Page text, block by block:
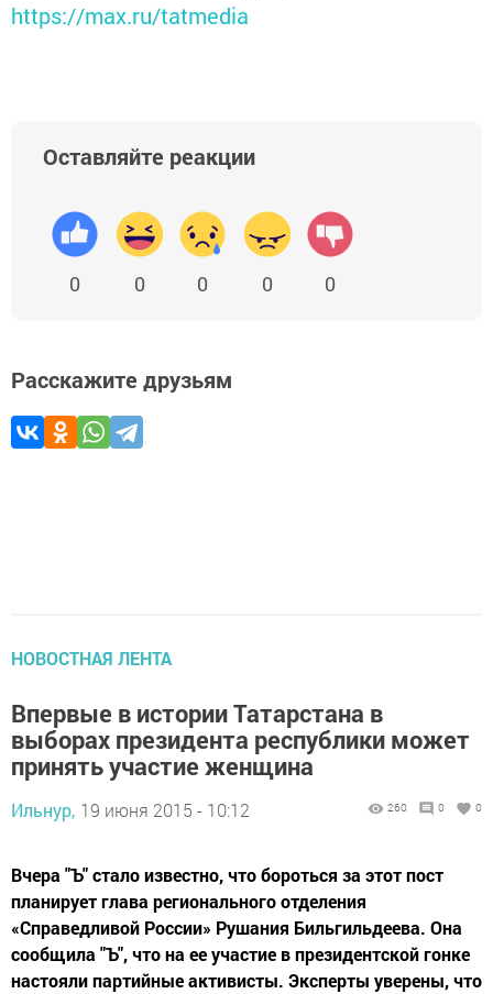
https://max.ru/tatmedia
Оставляйте реакции
0 0 0 0 0
Расскажите друзьям
НОВОСТНАЯ ЛЕНТА
Впервые в истории Татарстана в
выборах президента республики может
принять участие женщина
Ильнур, 19 июня 2015 - 10:12 260 0 0
Вчера "Ъ" стало известно, что бороться за этот пост
планирует глава регионального отделения
«Справедливой России» Рушания Бильгильдеева. Она
сообщила "Ъ", что на ее участие в президентской гонке
настояли партийные активисты. Эксперты уверены, что